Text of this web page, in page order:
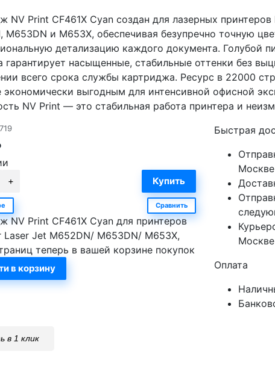
NV Print CF461X Cyan создан для лазерных
M653DN и M653X, обеспечивая безупречно точную
детализацию каждого документа. Голубой
гарантирует насыщенные, стабильные оттенки без
всего срока службы картриджа. Ресурс в 22000
экономически выгодным для интенсивной офисной
NV Print — это стабильная работа принтера и
Сравнить
NV Print CF461X Cyan для принтеров
Laser Jet M652DN/ M653DN/ M653X,
теперь в вашей корзине покупок
в корзину
Быстрая
Москве
Москве
Оплата
в 1 клик